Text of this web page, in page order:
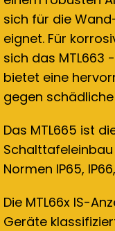
sich für die
eignet. Für
sich das MTL663
bietet eine
gegen
Das MTL665 ist
Normen IP65,
Die MTL66x IS-
Geräte